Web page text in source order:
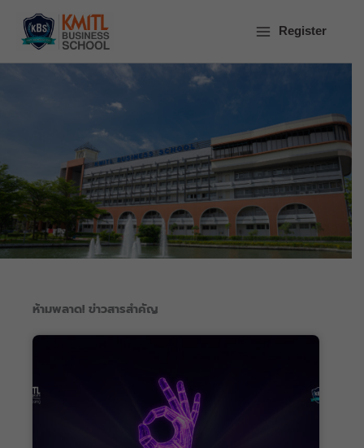
content
Register
Events
ห้ามพลาด! ข่าวสารสำคัญ